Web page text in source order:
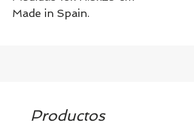
Made in Spain.
Productos